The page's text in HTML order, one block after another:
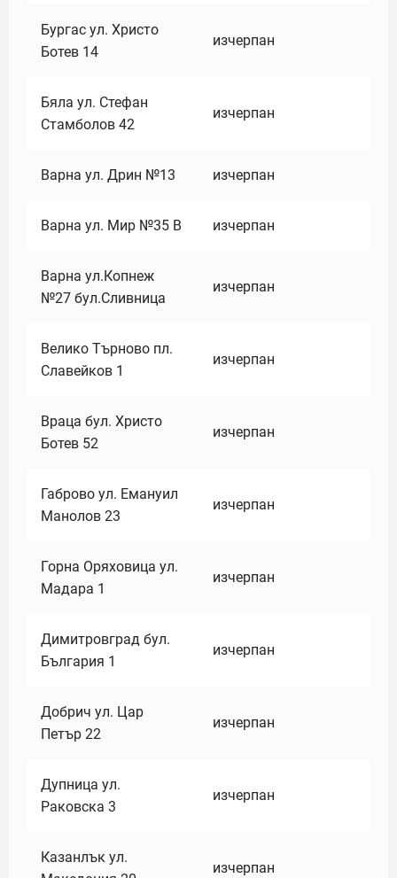
Бургас ул. Христо
Ботев 14
изчерпан
Бяла ул. Стефан
Стамболов 42
изчерпан
Варна ул. Дрин №13 изчерпан
Варна ул. Мир №35 В изчерпан
Варна ул.Копнеж
№27 бул.Сливница
изчерпан
Велико Търново пл.
Славейков 1
изчерпан
Враца бул. Христо
Ботев 52
изчерпан
Габрово ул. Емануил
Манолов 23
изчерпан
Горна Оряховица ул.
Мадара 1
изчерпан
Димитровград бул.
България 1
изчерпан
Добрич ул. Цар
Петър 22
изчерпан
Дупница ул.
Раковска 3
изчерпан
Казанлък ул.
изчерпан